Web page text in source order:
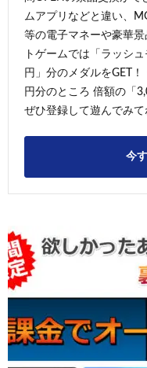
ムアプリなどと違い、
等の電子マネーや豪華
トゲームでは「ラッシ
円」分のメダルをGET
円分のところ 倍額の「
ぜひ登録して遊んでみて
今